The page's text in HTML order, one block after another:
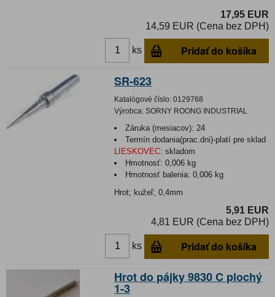
17,95 EUR
14,59 EUR (Cena bez DPH)
ks Pridať do košíka
SR-623
Katalógové číslo: 0129768
Výrobca: SORNY ROONG INDUSTRIAL
Záruka (mesiacov): 24
Termín dodania(prac.dni)-platí pre sklad
LIESKOVEC: skladom
Hmotnosť:0,006 kg
Hmotnosť balenia:0,006 kg
Hrot; kužeľ; 0,4mm
5,91 EUR
4,81 EUR (Cena bez DPH)
ks Pridať do košíka
Hrot do pájky 9830 C plochý
1-3